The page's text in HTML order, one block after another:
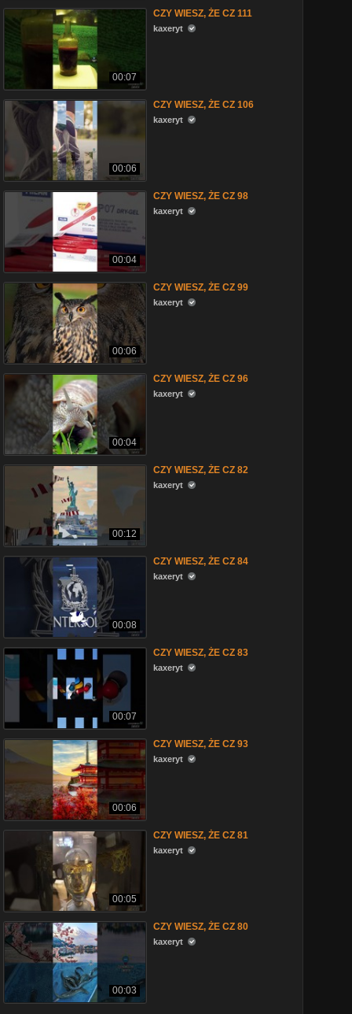
00:07
CZY WIESZ, ŻE CZ 111
kaxeryt
00:06
CZY WIESZ, ŻE CZ 106
kaxeryt
00:04
CZY WIESZ, ŻE CZ 98
kaxeryt
00:06
CZY WIESZ, ŻE CZ 99
kaxeryt
00:04
CZY WIESZ, ŻE CZ 96
kaxeryt
00:12
CZY WIESZ, ŻE CZ 82
kaxeryt
00:08
CZY WIESZ, ŻE CZ 84
kaxeryt
00:07
CZY WIESZ, ŻE CZ 83
kaxeryt
00:06
CZY WIESZ, ŻE CZ 93
kaxeryt
00:05
CZY WIESZ, ŻE CZ 81
kaxeryt
00:03
CZY WIESZ, ŻE CZ 80
kaxeryt